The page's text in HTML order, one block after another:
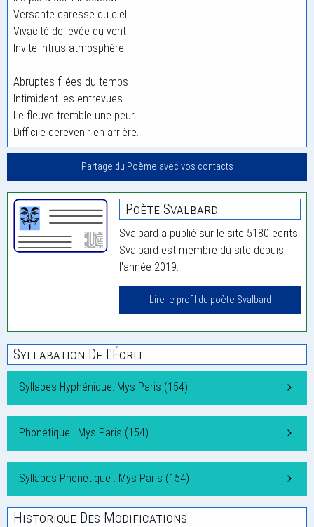
Versante caresse du ciel
Vivacité de levée du vent
Invite intrus atmosphère.
Abruptes filées du temps
Intimident les entrevues
Le fleuve tremble une peur
Difficile derevenir en arrière.
Partage du Poème avec vos contacts
Poète Svalbard
Svalbard a publié sur le site 5180 écrits.
Svalbard est membre du site depuis
l'année 2019.
Lire le profil du poète Svalbard
Syllabation De L'Écrit
Syllabes Hyphénique: Mys Paris (154)
Phonétique : Mys Paris (154)
Syllabes Phonétique : Mys Paris (154)
Historique Des Modifications